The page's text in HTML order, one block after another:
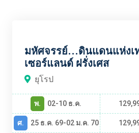
มหัศจรรย์...ดินแดนแห่งเ
เซอร์แลนด์ ฝรั่งเศส
ยุโรป
พ. 02-10 ธ.ค.
ศ.
25 ธ.ค. 69-02 ม.ค. 70